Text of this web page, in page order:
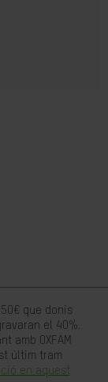
que donis
el 40%.
amb OXFAM
últim tram
en aquest